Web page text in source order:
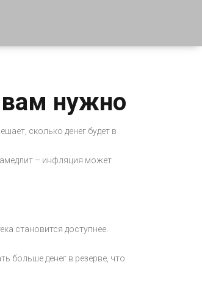
вам нужно
сколько денег будет в
– инфляция может
становится доступнее.
больше денег в резерве, что